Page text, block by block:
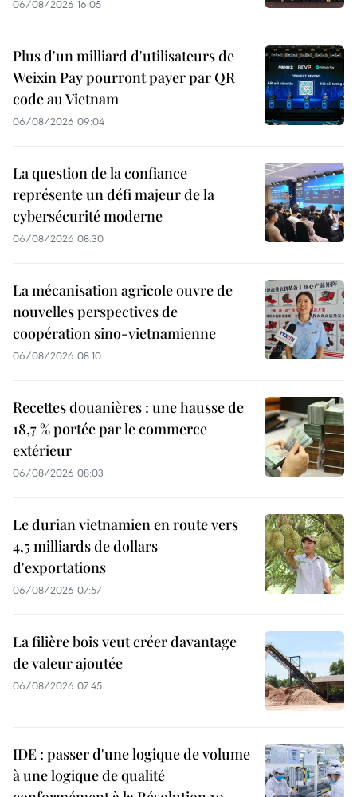
06/08/2026 16:05
Plus d'un milliard d'utilisateurs de
Weixin Pay pourront payer par QR
code au Vietnam
06/08/2026 09:04
La question de la confiance
représente un défi majeur de la
cybersécurité moderne
06/08/2026 08:30
La mécanisation agricole ouvre de
nouvelles perspectives de
coopération sino-vietnamienne
06/08/2026 08:10
Recettes douanières : une hausse de
18,7 % portée par le commerce
extérieur
06/08/2026 08:03
Le durian vietnamien en route vers
4,5 milliards de dollars
d'exportations
06/08/2026 07:57
La filière bois veut créer davantage
de valeur ajoutée
06/08/2026 07:45
IDE : passer d'une logique de volume
à une logique de qualité